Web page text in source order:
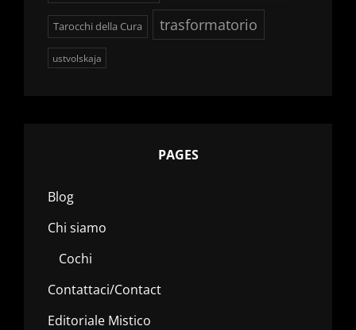
Tarocchi della Cura trasformatorio
ustvolskaja
PAGES
Blog
Chi siamo
Cochi
Contattaci/Contact
Editoriale Mistico